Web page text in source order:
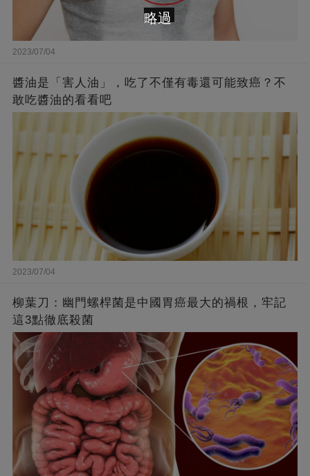
2023/07/04
醬油是「害人油」，吃了不僅有毒還可能致癌？不
敢吃醬油的看看吧
2023/07/04
柳葉刀：幽門螺桿菌是中國胃癌最大的禍根，牢記
這3點徹底殺菌
略過